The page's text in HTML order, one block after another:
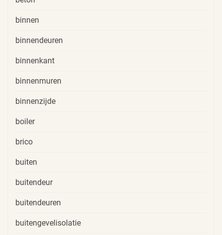
binnen
binnendeuren
binnenkant
binnenmuren
binnenzijde
boiler
brico
buiten
buitendeur
buitendeuren
buitengevelisolatie